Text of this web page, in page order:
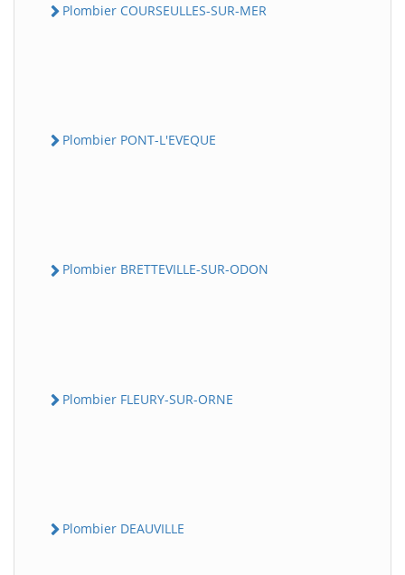
Plombier COURSEULLES-SUR-MER
Plombier PONT-L'EVEQUE
Plombier BRETTEVILLE-SUR-ODON
Plombier FLEURY-SUR-ORNE
Plombier DEAUVILLE